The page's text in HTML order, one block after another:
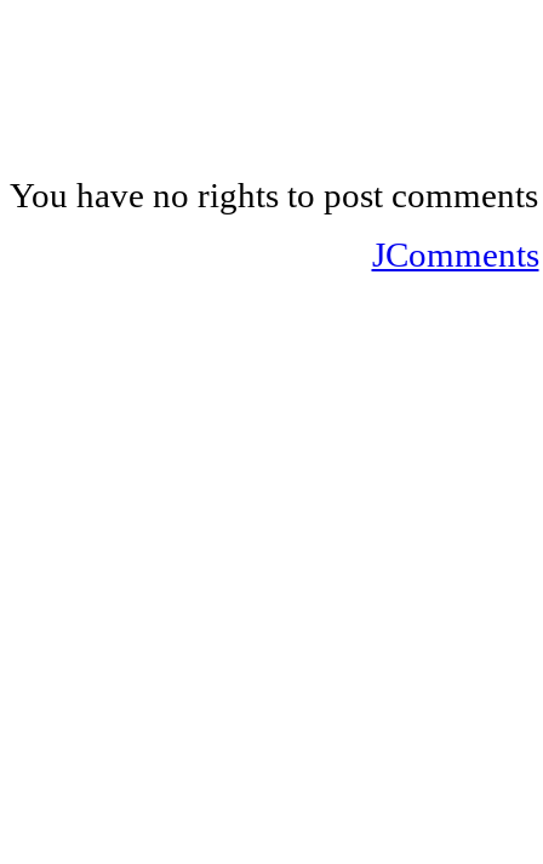
You have no rights to post comments
JComments